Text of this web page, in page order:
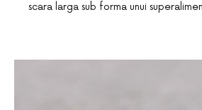
scara larga sub forma unui